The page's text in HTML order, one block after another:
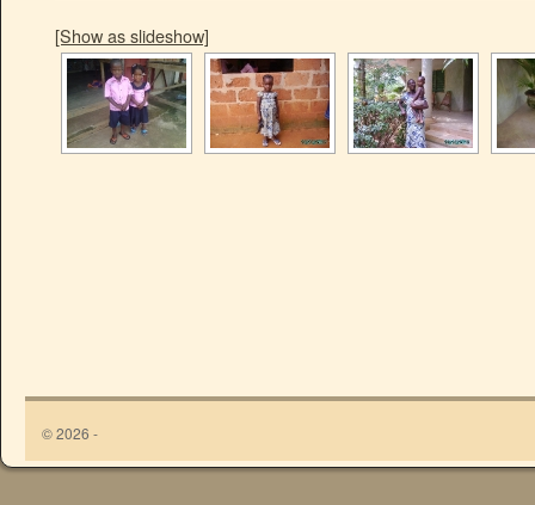
[Show as slideshow]
© 2026 -